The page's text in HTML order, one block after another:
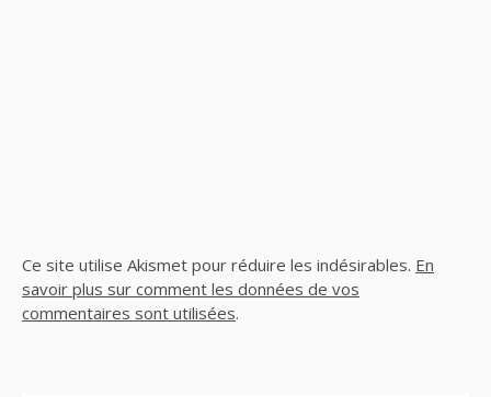
Ce site utilise Akismet pour réduire les indésirables. En
savoir plus sur comment les données de vos
commentaires sont utilisées.